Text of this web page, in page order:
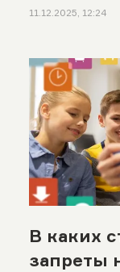
11.12.2025, 12:24
В каких
запреты